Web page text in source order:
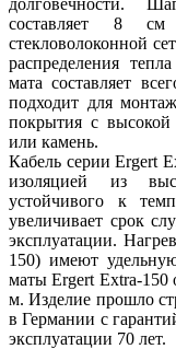
составляет 8
стекловолоконной
распределения
мата составляет
подходит для
покрытия с высокой
или камень.
Кабель серии Ergert
изоляцией из
устойчивого к
увеличивает срок
эксплуатации.
150) имеют
маты Ergert Extra-150
м. Изделие прошло
в Германии с
эксплуатации 70 лет.